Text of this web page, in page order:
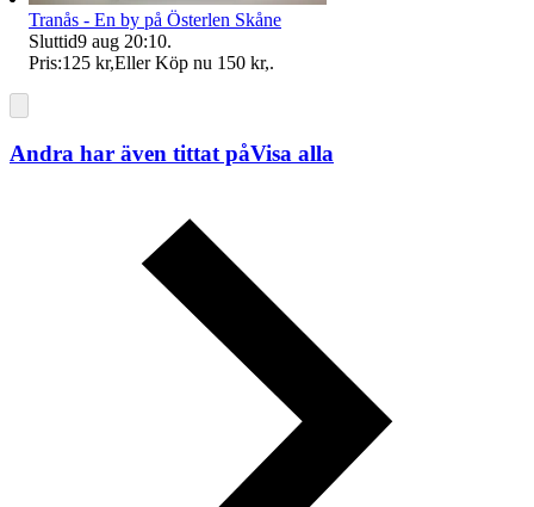
Tranås - En by på Österlen Skåne
Sluttid9 aug 20:10.
Pris:125 kr,Eller Köp nu 150 kr,.
Andra har även tittat påVisa alla